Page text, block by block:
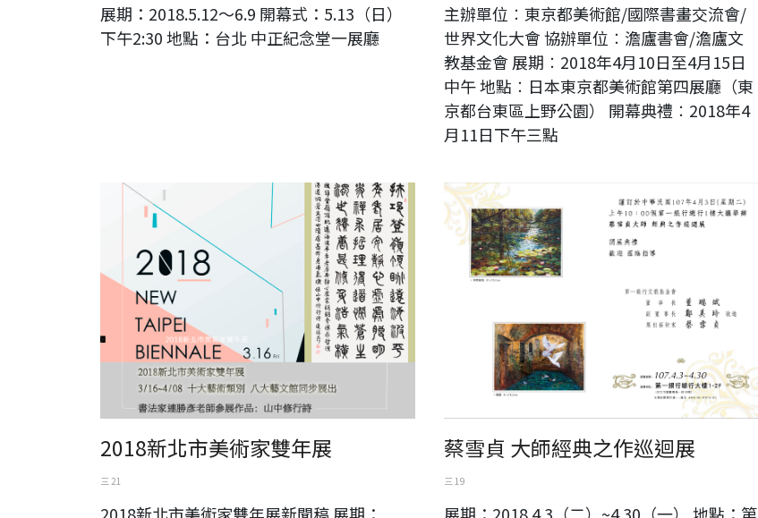
展期：2018.5.12～6.9 開幕式：5.13（日）
下午2:30 地點：台北 中正紀念堂一展廳
主辦單位︰東京都美術館/國際書畫交流會/
世界文化大會 協辦單位︰澹廬書會/澹廬文
教基金會 展期︰2018年4月10日至4月15日
中午 地點︰日本東京都美術館第四展廳（東
京都台東區上野公園） 開幕典禮︰2018年4
月11日下午三點
2018新北市美術家雙年展
2018新北市美術家雙年展
三 21
2018新北市美術家雙年展新聞稿 展期：
蔡雪貞 大師之作經典巡迴展
蔡雪貞 大師經典之作巡迴展
三 19
展期：2018.4.3（二）~4.30（一） 地點：第